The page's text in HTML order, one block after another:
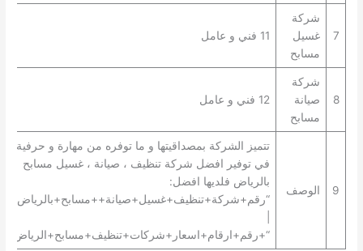
7
شركة
غسيل
مسابح
11 فني و عامل
8
شركة
صيانة
مسابح
12 فني و عامل
9 الوصف
تتميز الشركة بمصداقيتها و ما توفره من مهارة و حرفية
في توفير افضل شركة تنظيف ، صيانة ، غسيل مسابح
بالرياض فلديها افضل:
“رقم+شركة+تنظيف+غسيل+صيانة++مسابح+بالرياض+”
“+رقم+ارقام+اسعار+شركات+تنظيف+مسابح+الرياض+”.